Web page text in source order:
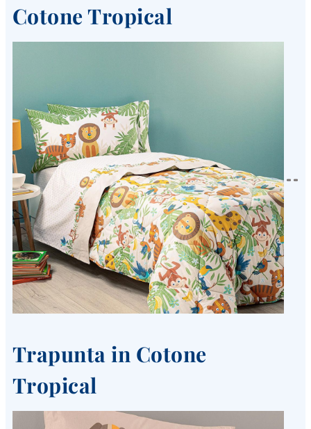
Cotone Tropical
Trapunta in Cotone
Tropical